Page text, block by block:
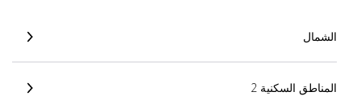
الشمال
المناطق السكنية 2